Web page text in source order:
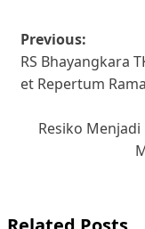
Post
Previous:
RS Bhayangkara
et Repertum
Resiko